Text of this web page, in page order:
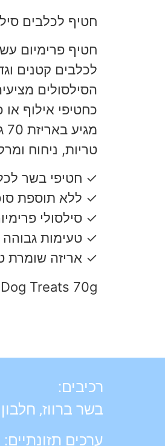
חטיף לכלבים
חטיף פרימיום
לכלבים קטנים
הסילסולים
כחטיפי אילוף או
טריות, ניחוח
✓ חטיפי בשר
✓ ללא תוספת
✓ סילסולי
✓ טעימות גבוהה
✓ אריזה שומרת
Treats 70g
רכיבים:
בשר ברווז,
ערכים תזונתיים: